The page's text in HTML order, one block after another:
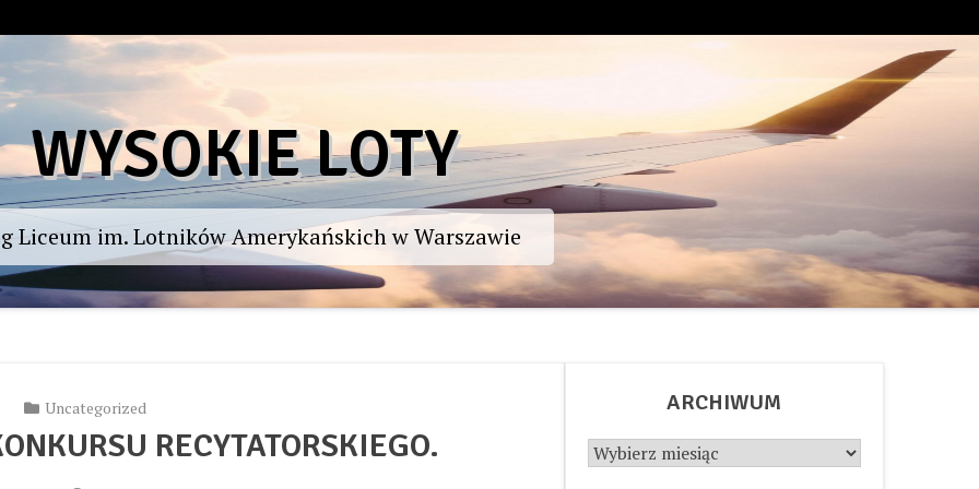
WYSOKIE LOTY
Liceum im. Lotników Amerykańskich w Warszawie
Uncategorized
RECYTATORSKIEGO.
ARCHIWUM
Archiwum